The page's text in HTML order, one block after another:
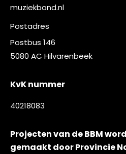
muziekbond.nl
Postadres
Postbus 146
5080 AC Hilvarenbeek
KvK nummer
40218083
Projecten van de BBM
gemaakt door Provincie